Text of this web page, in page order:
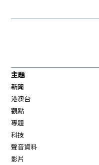
主題
新聞
港澳台
觀點
專題
科技
聲音資料
影片